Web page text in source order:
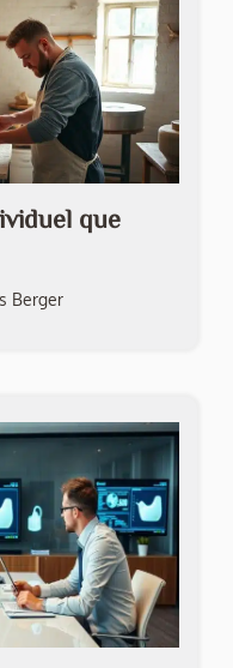
que
Berger